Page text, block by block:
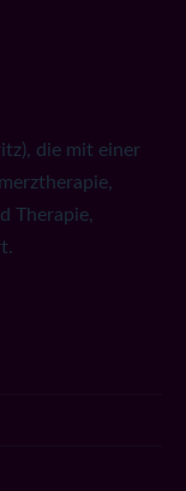
die mit einer
Therapie,